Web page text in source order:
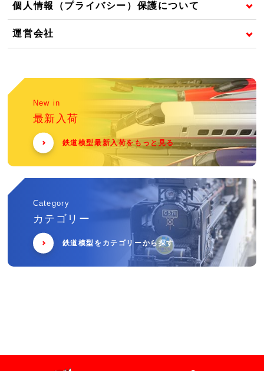
個人情報（プライバシー）保護について
運営会社
New in
最新入荷
鉄道模型最新入荷をもっと見る
Category
カテゴリー
鉄道模型をカテゴリーから探す